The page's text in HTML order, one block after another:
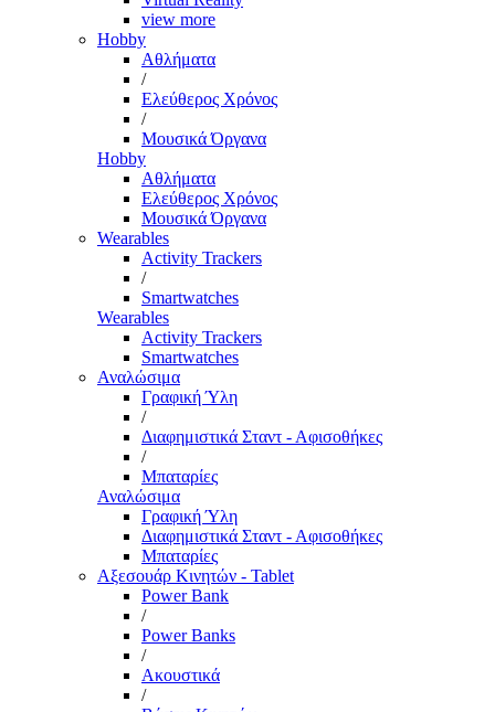
view more
Hobby
Αθλήματα
/
Ελεύθερος Χρόνος
/
Μουσικά Όργανα
Hobby
Αθλήματα
Ελεύθερος Χρόνος
Μουσικά Όργανα
Wearables
Activity Trackers
/
Smartwatches
Wearables
Activity Trackers
Smartwatches
Αναλώσιμα
Γραφική Ύλη
/
Διαφημιστικά Σταντ - Αφισοθήκες
/
Μπαταρίες
Αναλώσιμα
Γραφική Ύλη
Διαφημιστικά Σταντ - Αφισοθήκες
Μπαταρίες
Αξεσουάρ Κινητών - Tablet
Power Bank
/
Power Banks
/
Ακουστικά
/